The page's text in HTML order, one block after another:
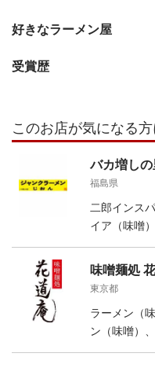
好きなラーメン屋
受賞歴
このお店が気になる
バカ増し
福島県
二郎インス
イア（味噌）
味噌麺処
東京都
ラーメン（
ン（味噌）